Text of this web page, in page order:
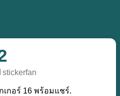
stickerfan
เกอร์ 16 พร้อมแชร์.